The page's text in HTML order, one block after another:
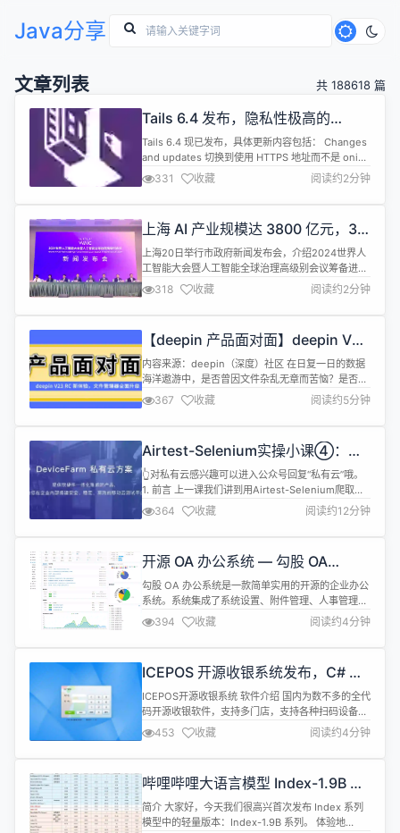
Java分享
文章列表 共 188618 篇
Tails 6.4 发布，隐私性极高的
Linux 发行版
Tails 6.4 现已发布，具体更新内容包括： Changes
and updates 切换到使用 HTTPS 地址而不是 onion
地址作为 Debian 和 Tails APT repositories。这将
使Additional Software功能更加可靠。 将 Tor 浏览
器更新至13.0.16。 将 Tor 客户端更新至 0.4.8.12。
331 收藏 阅读约2分钟
上海 AI 产业规模达 3800 亿元，34
款大模型通过备案
上海20日举行市政府新闻发布会，介绍2024世界人
工智能大会暨人工智能全球治理高级别会议筹备进展
情况。 上海市副市长陈杰透露，上海人工智能产业规
上企业从2018年183家增长到2023年的348家，产
业规模从1340亿元增长到超3800亿元，居全国前
打造五大专业服务平台，吸引80余家大模型企业入
驻。 大模型方面...
318 收藏 阅读约2分钟
【deepin 产品面对面】deepin V23
RC 新体验，文件管理器全面升级！
内容来源：deepin（深度）社区 在日复一日的数据
海洋遨游中，是否曾因文件杂乱无章而苦恼？是否渴
望过有一种魔法，能让文件瞬间归位，触手可及？ 今
天，我们带着全新的文件管理工具向开源社区的小伙
伴们报到，它不仅仅是一次更新，更是工作效率与生
活品质飞跃的起点！让我们一起揭开它的神秘面纱，
探索那些让文件管理变得简单与高效的秘密武器吧！
新增树形视图：深度探索，一目...
367 收藏 阅读约5分钟
Airtest-Selenium实操小课④：微
信读书上阅读书籍
👆对私有云感兴趣可以进入公众号回复“私有云”哦。
1. 前言 上一课我们讲到用Airtest-Selenium爬取下
载可爱的猫猫图片，还没看的同学可以戳 这里 看看~
那么今天的推文，我们就来说说看，怎么实现模拟真
人去打开微信读书网站，点击进入书本进行阅读。 2.
打开chrome浏览器 打开百度网页 搜索“...
364 收藏 阅读约12分钟
开源 OA 办公系统 — 勾股 OA
4.99.20 发布
勾股 OA 办公系统是一款简单实用的开源的企业办公
系统。系统集成了系统设置、附件管理、人事管理、
行政管理、消息管理、企业公告、知识库、审批流程
设置、办公审批、日常办公、财务管理、客户管理、
合同管理、项目管理、任务管理等功能模块。系统简
OA，CRM，ERP，业务管理等系统。 勾股
OAv4.99.20 发布啦，本...
394 收藏 阅读约4分钟
ICEPOS 开源收银系统发布，C# 客
户端，PHP 管理后台
ICEPOS开源收银系统 软件介绍 国内为数不多的全代
码开源收银软件，支持多门店，支持各种扫码设备和
打印设备、钱箱等。支持微信刷卡支付（扫码收款接
口）、支付宝刷卡支付（扫码收款接口）并支持更多
自定义收款接口对接 开源协议 开源协议遵循
开发工作室 ，保留所有权利。 开源并不代表没版
权，请个人、个体户...
453 收藏 阅读约4分钟
哔哩哔哩大语言模型 Index-1.9B 发
布
简介 大家好，今天我们很高兴首次发布 Index 系列
模型中的轻量版本：Index-1.9B 系列。 体验地